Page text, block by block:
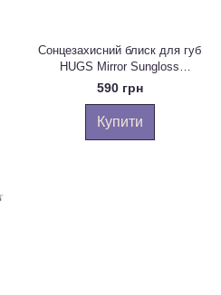
Сонцезахисний блиск для губ
HUGS Mirror Sungloss
Antioxidants & Peptides
Sparkling Bellini SPF 20+ PA++,
5.5 мл
590 грн
Купити